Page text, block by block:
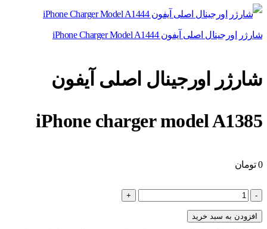
شارژر اورجینال اصلی آیفون iPhone Charger Model A1444
شارژر اورجینال اصلی آیفون
iPhone charger model A1385
0 تومان
شارژر
اورجینال
افزودن به سبد خرید